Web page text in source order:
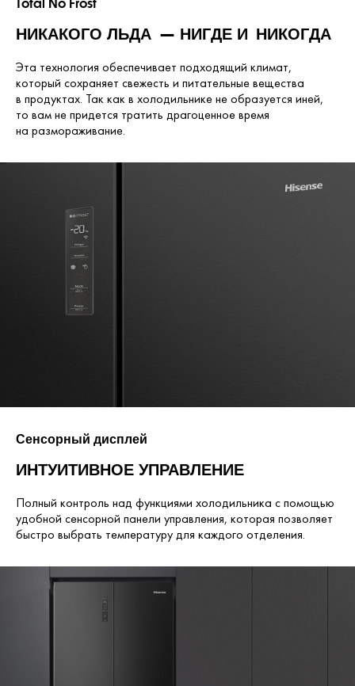
НИКАКОГО ЛЬДА — НИГДЕ И НИКОГДА
Эта технология обеспечивает подходящий климат,
который сохраняет свежесть и питательные вещества
в продуктах. Так как в холодильнике не образуется иней,
то вам не придется тратить драгоценное время
на размораживание.
Сенсорный дисплей
ИНТУИТИВНОЕ УПРАВЛЕНИЕ
Полный контроль над функциями холодильника с помощью
удобной сенсорной панели управления, которая позволяет
быстро выбрать температуру для каждого отделения.